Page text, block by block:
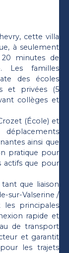
cette villa
à seulement
minutes de
Les familles
des écoles
et privées (5
collèges et
(École) et
ainsi que
pratique pour
actifs que pour
que liaison
sur-Valserine /
les principales
rapide et
de transport
et garantit
les trajets